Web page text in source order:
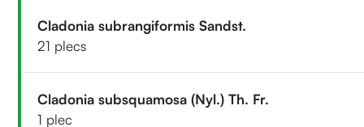
Cladonia subrangiformis Sandst.
21 plecs
Cladonia subsquamosa (Nyl.) Th. Fr.
1 plec